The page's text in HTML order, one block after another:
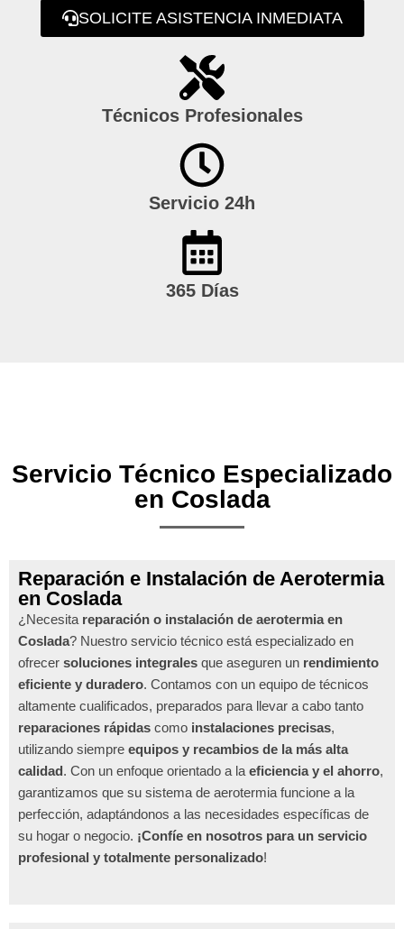
SOLICITE ASISTENCIA INMEDIATA
Técnicos Profesionales
Servicio 24h
365 Días
Servicio Técnico Especializado
en Coslada
Reparación e Instalación de Aerotermia
en Coslada
¿Necesita reparación o instalación de aerotermia en
Coslada? Nuestro servicio técnico está especializado en
ofrecer soluciones integrales que aseguren un rendimiento
eficiente y duradero. Contamos con un equipo de técnicos
altamente cualificados, preparados para llevar a cabo tanto
reparaciones rápidas como instalaciones precisas,
utilizando siempre equipos y recambios de la más alta
calidad. Con un enfoque orientado a la eficiencia y el ahorro,
garantizamos que su sistema de aerotermia funcione a la
perfección, adaptándonos a las necesidades específicas de
su hogar o negocio. ¡Confíe en nosotros para un servicio
profesional y totalmente personalizado!